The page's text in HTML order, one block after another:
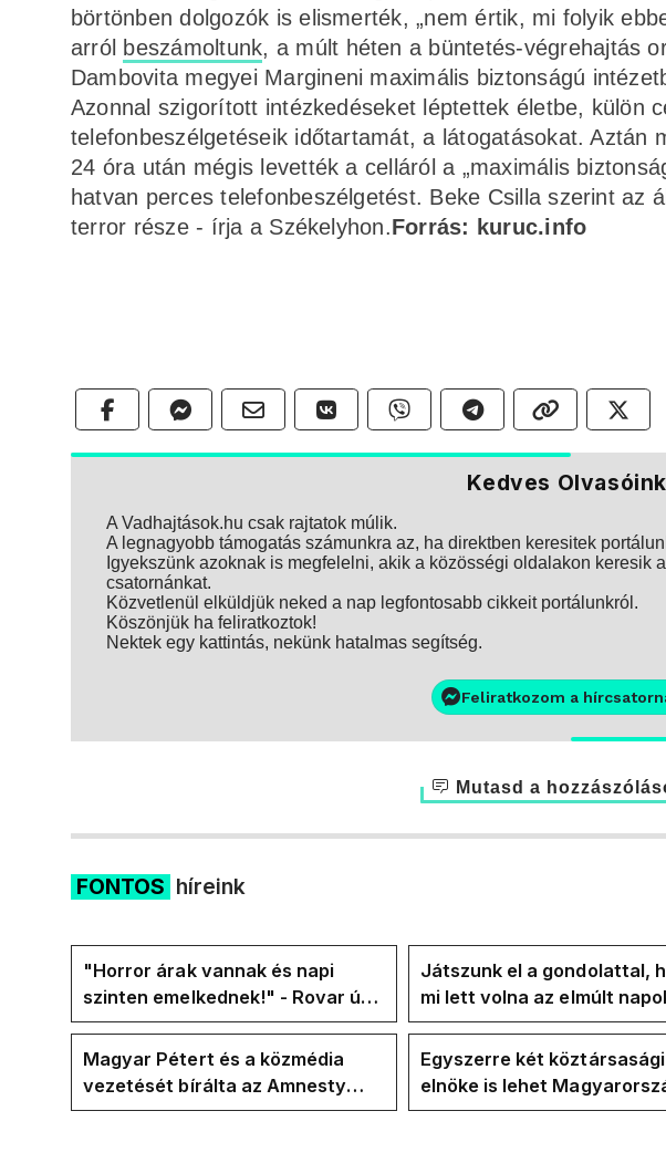
börtönben dolgozók is elismerték, „nem értik, mi folyik
arról beszámoltunk, a múlt héten a büntetés-végrehajtás
Dambovita megyei Margineni maximális biztonságú
Azonnal szigorított intézkedéseket léptettek életbe, külön
telefonbeszélgetéseik időtartamát, a látogatásokat. Aztán
24 óra után mégis levették a celláról a „maximális
hatvan perces telefonbeszélgetést. Beke Csilla szerint az
terror része - írja a Székelyhon.Forrás: kuruc.info
Kedves
A Vadhajtások.hu csak rajtatok múlik.
A legnagyobb támogatás számunkra az, ha direktben keresitek
Igyekszünk azoknak is megfelelni, akik a közösségi oldalakon keresik
csatornánkat.
Közvetlenül elküldjük neked a nap legfontosabb cikkeit portálunkról.
Köszönjük ha feliratkoztok!
Nektek egy kattintás, nekünk hatalmas segítség.
Feliratkozom a
Mutasd a
FONTOS híreink
"Horror árak vannak és napi
szinten emelkednek!" - Rovar úr
Facebook-oldalán lázadnak a
Tiszások
Játszunk el a gondolattal,
mi lett volna az elmúlt
rezsicsökkentés nélkül
Magyar Pétert és a közmédia
vezetését bírálta az Amnesty
International a Klubrádióban
Egyszerre két köztársasági
elnöke is lehet
jövő hétre